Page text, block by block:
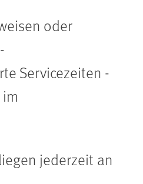
oder
Servicezeiten -
jederzeit an